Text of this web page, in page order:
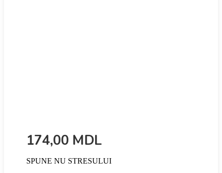
174,00 MDL
SPUNE NU STRESULUI